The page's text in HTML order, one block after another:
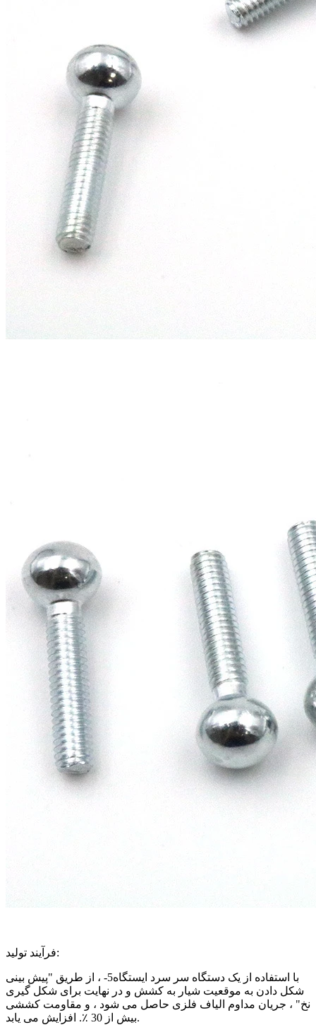
فرآیند تولید:
با استفاده از یک دستگاه سر سرد ایستگاه5- ، از طریق "پیش بینی
شکل دادن به موقعیت شیار به کشش و در نهایت برای شکل گیری
نخ" ، جریان مداوم الیاف فلزی حاصل می شود ، و مقاومت کششی
بیش از 30 ٪. افزایش می یابد.